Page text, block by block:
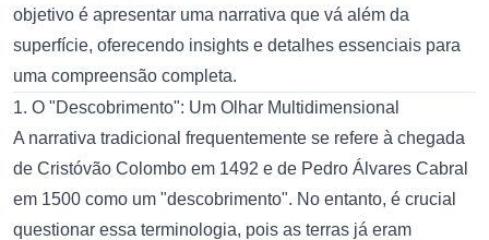
objetivo é apresentar uma narrativa que vá além da
superfície, oferecendo insights e detalhes essenciais para
uma compreensão completa.
1. O "Descobrimento": Um Olhar Multidimensional
A narrativa tradicional frequentemente se refere à chegada
de Cristóvão Colombo em 1492 e de Pedro Álvares Cabral
em 1500 como um "descobrimento". No entanto, é crucial
questionar essa terminologia, pois as terras já eram